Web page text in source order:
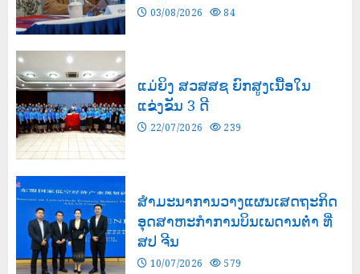
03/08/2026 84
ແມ່ຍິງ ສວສສຊ ຍົກສູງເນື້ອໃນ
ແຂ່ງຂັນ 3 ດີ
22/07/2026 239
ສຳມະນາການວາງແຜນເສດຖະກິດ
ອຸດສາຫະກຳການບິນເພດານຕ່ຳ ທີ່
ສປ ຈີນ
10/07/2026 579